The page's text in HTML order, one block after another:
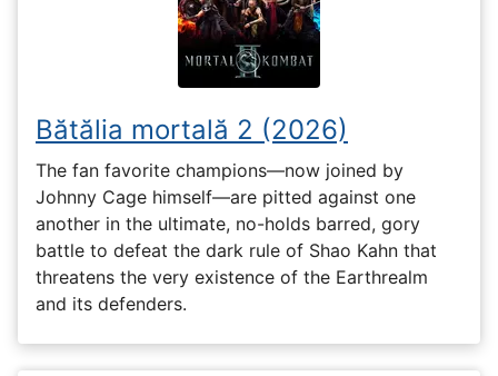
Bătălia mortală 2 (2026)
The fan favorite champions—now joined by
Johnny Cage himself—are pitted against one
another in the ultimate, no-holds barred, gory
battle to defeat the dark rule of Shao Kahn that
threatens the very existence of the Earthrealm
and its defenders.